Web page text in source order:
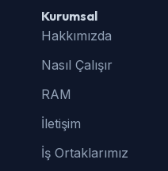
Kurumsal
Hakkımızda
Nasıl Çalışır
RAM
İletişim
İş Ortaklarımız